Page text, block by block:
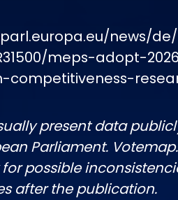
news/
meps-adopt-
competitiveness-
present data
Parliament.
possible
after the publication.